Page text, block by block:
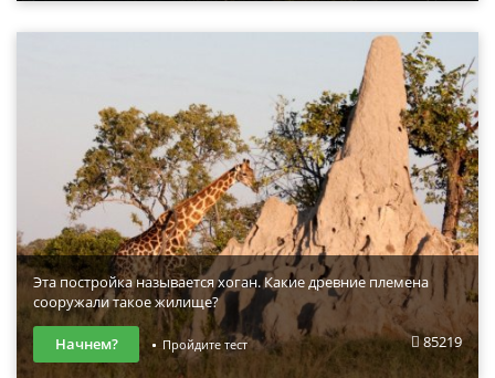
Эта постройка называется хоган. Какие древние племена
сооружали такое жилище?
85219
Начнем? Пройдите тест